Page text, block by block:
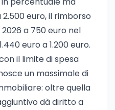
euro, il rimborso
a 750 euro nel
euro a 1.200 euro.
il limite di spesa
un massimale di
oltre quella
dà diritto a